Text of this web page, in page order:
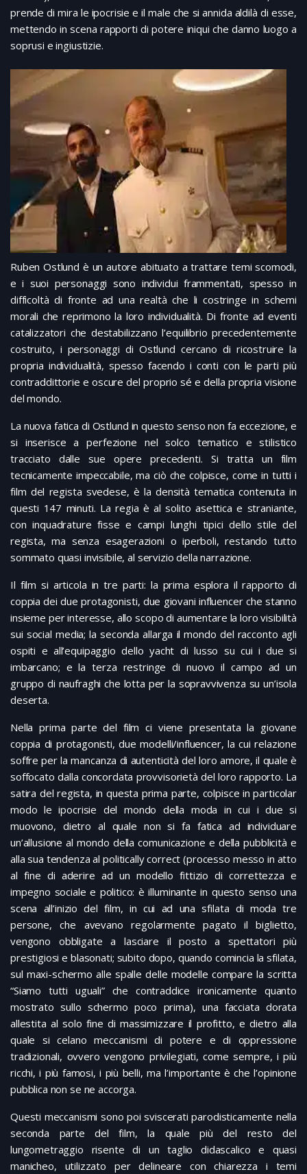
prende di mira le ipocrisie e il male che si annida aldilà di esse,
mettendo in scena rapporti di potere iniqui che danno luogo a
soprusi e ingiustizie.
Ruben Ostlund è un autore abituato a trattare temi scomodi,
e i suoi personaggi sono individui frammentati, spesso in
difficoltà di fronte ad una realtà che li costringe in schemi
morali che reprimono la loro individualità. Di fronte ad eventi
catalizzatori che destabilizzano l’equilibrio precedentemente
costruito, i personaggi di Ostlund cercano di ricostruire la
propria individualità, spesso facendo i conti con le parti più
contraddittorie e oscure del proprio sé e della propria visione
del mondo.
La nuova fatica di Ostlund in questo senso non fa eccezione, e
si inserisce a perfezione nel solco tematico e stilistico
tracciato dalle sue opere precedenti. Si tratta un film
tecnicamente impeccabile, ma ciò che colpisce, come in tutti i
film del regista svedese, è la densità tematica contenuta in
questi 147 minuti. La regia è al solito asettica e straniante,
con inquadrature fisse e campi lunghi tipici dello stile del
regista, ma senza esagerazioni o iperboli, restando tutto
sommato quasi invisibile, al servizio della narrazione.
Il film si articola in tre parti: la prima esplora il rapporto di
coppia dei due protagonisti, due giovani influencer che stanno
insieme per interesse, allo scopo di aumentare la loro visibilità
sui social media; la seconda allarga il mondo del racconto agli
ospiti e all’equipaggio dello yacht di lusso su cui i due si
imbarcano; e la terza restringe di nuovo il campo ad un
gruppo di naufraghi che lotta per la sopravvivenza su un’isola
deserta.
Nella prima parte del film ci viene presentata la giovane
coppia di protagonisti, due modelli/influencer, la cui relazione
soffre per la mancanza di autenticità del loro amore, il quale è
soffocato dalla concordata provvisorietà del loro rapporto. La
satira del regista, in questa prima parte, colpisce in particolar
modo le ipocrisie del mondo della moda in cui i due si
muovono, dietro al quale non si fa fatica ad individuare
un’allusione al mondo della comunicazione e della pubblicità e
alla sua tendenza al politically correct (processo messo in atto
al fine di aderire ad un modello fittizio di correttezza e
impegno sociale e politico: è illuminante in questo senso una
scena all’inizio del film, in cui ad una sfilata di moda tre
persone, che avevano regolarmente pagato il biglietto,
vengono obbligate a lasciare il posto a spettatori più
prestigiosi e blasonati; subito dopo, quando comincia la sfilata,
sul maxi-schermo alle spalle delle modelle compare la scritta
“Siamo tutti uguali” che contraddice ironicamente quanto
mostrato sullo schermo poco prima), una facciata dorata
allestita al solo fine di massimizzare il profitto, e dietro alla
quale si celano meccanismi di potere e di oppressione
tradizionali, ovvero vengono privilegiati, come sempre, i più
ricchi, i più famosi, i più belli, ma l’importante è che l’opinione
pubblica non se ne accorga.
Questi meccanismi sono poi sviscerati parodisticamente nella
seconda parte del film, la quale più del resto del
lungometraggio risente di un taglio didascalico e quasi
manicheo, utilizzato per delineare con chiarezza i temi